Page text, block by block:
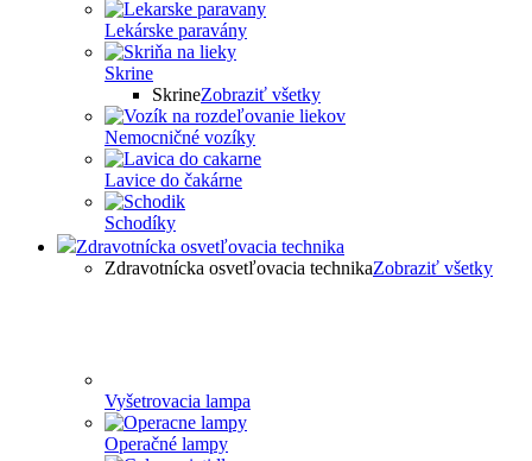
Lekárske paravány
Skrine
SkrineZobraziť všetky
Nemocničné vozíky
Lavice do čakárne
Schodíky
Zdravotnícka osvetľovacia technika
Zdravotnícka osvetľovacia technikaZobraziť všetky
Vyšetrovacia lampa
Operačné lampy